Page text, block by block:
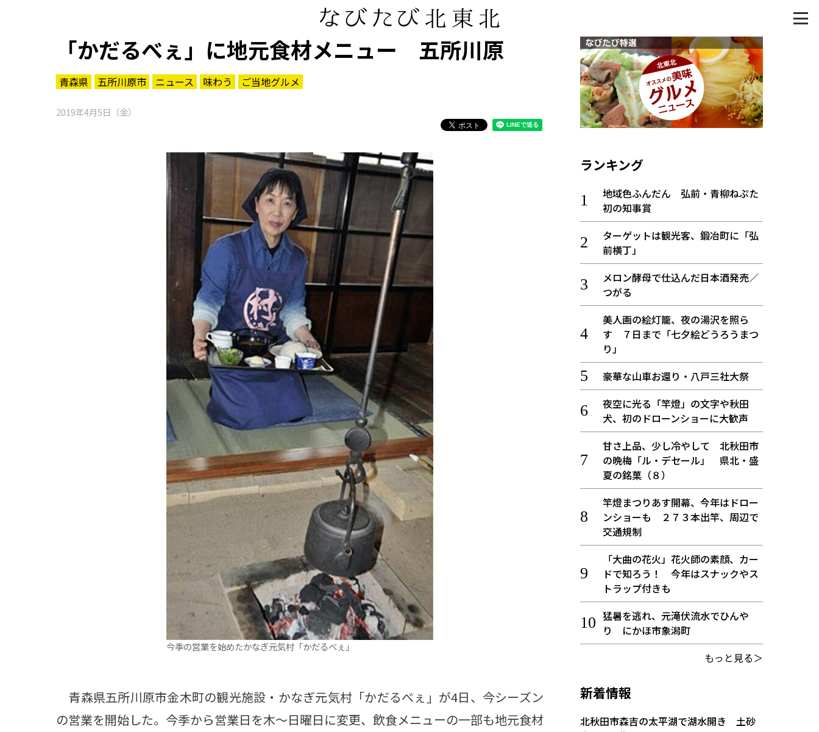
「かだるべぇ」に地元食材メニュー 五所川原
青森県 五所川原市 ニュース 味わう ご当地グルメ
2019年4月5日（金）
今季の営業を始めたかなぎ元気村「かだるべぇ」
青森県五所川原市金木町の観光施設・かなぎ元気村「かだるべぇ」が4日、今シーズン
の営業を開始した。今季から営業日を木～日曜日に変更、飲食メニューの一部も地元食材
ランキング
地域色ふんだん 弘前・青柳ねぷた
初の知事賞
ターゲットは観光客、鍛冶町に「弘
前横丁」
メロン酵母で仕込んだ日本酒発売／
つがる
美人画の絵灯籠、夜の湯沢を照ら
す ７日まで「七夕絵どうろうまつ
り」
豪華な山車お還り・八戸三社大祭
夜空に光る「竿燈」の文字や秋田
犬、初のドローンショーに大歓声
甘さ上品、少し冷やして 北秋田市
の晩梅「ル・デセール」 県北・盛
夏の銘菓（８）
竿燈まつりあす開幕、今年はドロー
ンショーも ２７３本出竿、周辺で
交通規制
「大曲の花火」花火師の素顔、カー
ドで知ろう！ 今年はスナックやス
トラップ付きも
猛暑を逃れ、元滝伏流水でひんや
り にかほ市象潟町
もっと見る＞
新着情報
北秋田市森吉の太平湖で湖水開き 土砂